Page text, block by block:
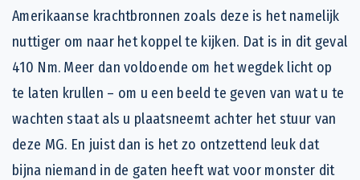
Amerikaanse krachtbronnen zoals deze is het namelijk
nuttiger om naar het koppel te kijken. Dat is in dit geval
410 Nm. Meer dan voldoende om het wegdek licht op
te laten krullen – om u een beeld te geven van wat u te
wachten staat als u plaatsneemt achter het stuur van
deze MG. En juist dan is het zo ontzettend leuk dat
bijna niemand in de gaten heeft wat voor monster dit